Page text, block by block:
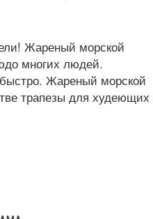
Жареный морской
многих людей.
быстро. Жареный морской
трапезы для худеющих